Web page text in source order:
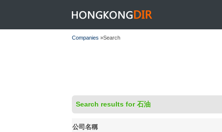
HONGKONGDIR
Companies »Search
Search results for 石油
公司名稱